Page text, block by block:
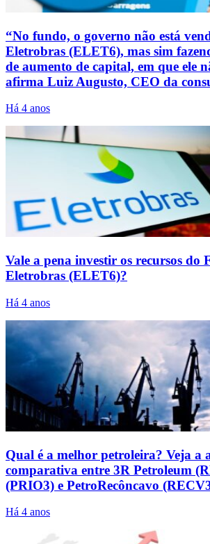
“No fundo, o governo não está
Eletrobras (ELET6), mas sim
de aumento de capital, em que ele
afirma Luiz Augusto, CEO da
Há 4 anos
Vale a pena investir os recursos do
Eletrobras (ELET6)?
Há 4 anos
Qual é a melhor petroleira? Veja a
comparativa entre 3R Petroleum
(PRIO3) e PetroRecôncavo
Há 4 anos